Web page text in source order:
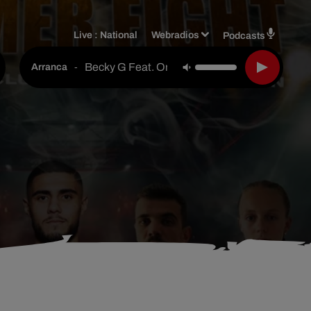
Live : National Webradios Podcasts
Arranca - Becky G Feat. Omega El Fuerte